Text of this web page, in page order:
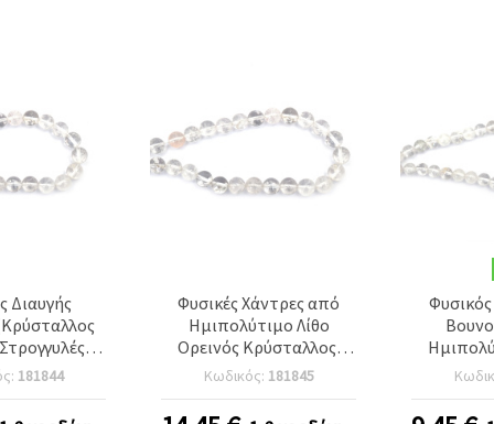
Διαυγής
A –
36 τεμ.
Διαφανείς
181844
Φυσικές Χάντρες από
Ημιπολύτιμο Λίθο
Ορεινός Κρύσταλλος,
Ποιότητα A, Στρογγυλές
12 mm, Κορδόνι ~30 τεμ.
Κωδικός: 181845
8 mm,